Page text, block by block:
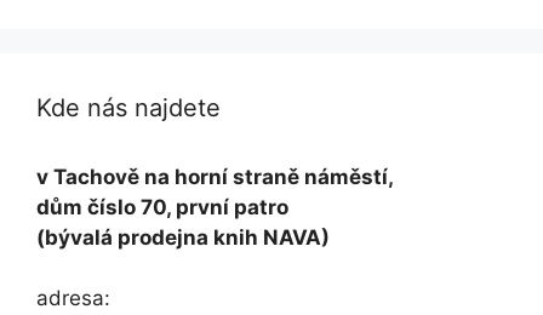
Kde nás najdete
v Tachově na horní straně náměstí,
dům číslo 70, první patro
(bývalá prodejna knih NAVA)
adresa: